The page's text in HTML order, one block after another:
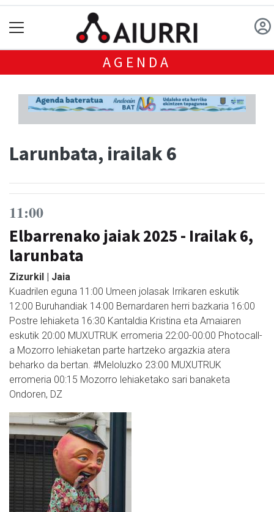
AGENDA
Larunbata, irailak 6
11:00
Elbarrenako jaiak 2025 - Irailak 6,
larunbata
Zizurkil | Jaia
Kuadrilen eguna 11:00 Umeen jolasak Irrikaren eskutik
12:00 Buruhandiak 14:00 Bernardaren herri bazkaria 16:00
Postre lehiaketa 16:30 Kantaldia Kristina eta Amaiaren
eskutik 20:00 MUXUTRUK erromeria 22:00-00:00 Photocall-
a Mozorro lehiaketan parte hartzeko argazkia atera
beharko da bertan. #Meloluzko 23:00 MUXUTRUK
erromeria 00:15 Mozorro lehiaketako sari banaketa
Ondoren, DZ